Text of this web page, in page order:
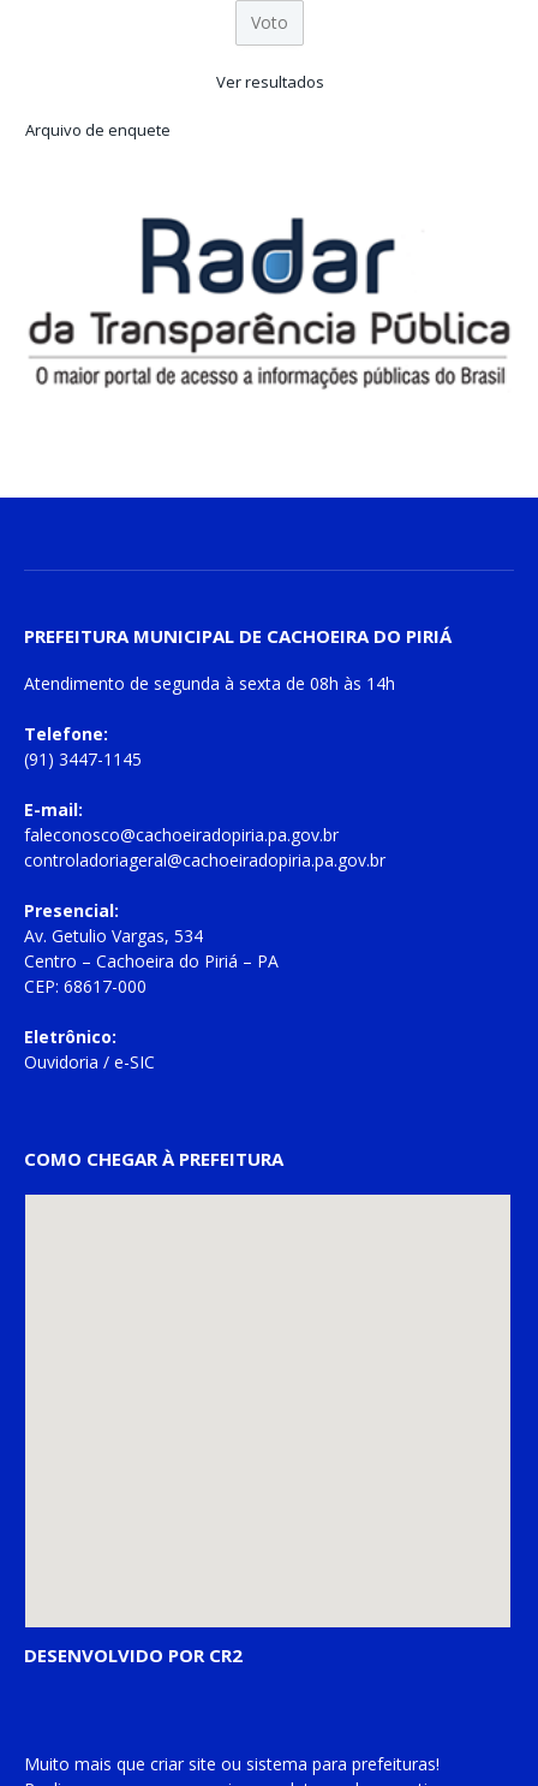
Ver resultados
Arquivo de enquete
PREFEITURA MUNICIPAL DE CACHOEIRA DO PIRIÁ
Atendimento de segunda à sexta de 08h às 14h
Telefone:
(91) 3447-1145
E-mail:
faleconosco@cachoeiradopiria.pa.gov.br
controladoriageral@cachoeiradopiria.pa.gov.br
Presencial:
Av. Getulio Vargas, 534
Centro – Cachoeira do Piriá – PA
CEP: 68617-000
Eletrônico:
Ouvidoria / e-SIC
COMO CHEGAR À PREFEITURA
DESENVOLVIDO POR CR2
Muito mais que criar site ou sistema para prefeituras!